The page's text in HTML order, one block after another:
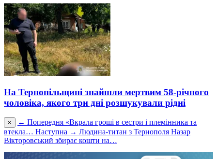
На Тернопільщині знайшли мертвим 58-річного
чоловіка, якого три дні розшукували рідні
× ← Попередня «Вкрала гроші в сестри і племінника та
втекла… Наступна → Людина-титан з Тернополя Назар
Вікторовський збирає кошти на…